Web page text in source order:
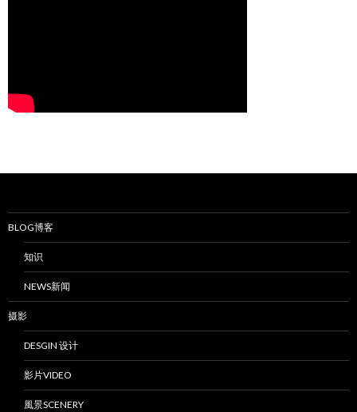
BLOG博客
知识
NEWS新闻
摄影
DESGIN 设计
影片VIDEO
風景SCENERY